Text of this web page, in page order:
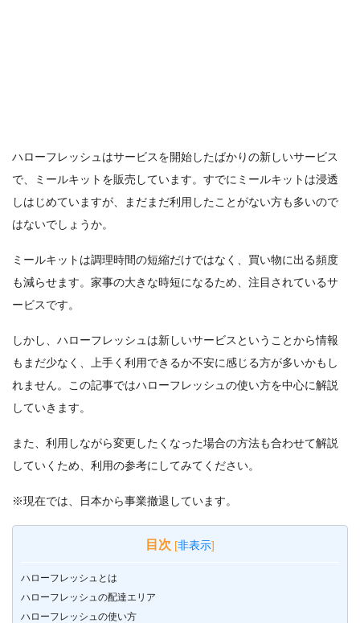
ハローフレッシュはサービスを開始したばかりの新しいサービス
で、ミールキットを販売しています。すでにミールキットは浸透
しはじめていますが、まだまだ利用したことがない方も多いので
はないでしょうか。
ミールキットは調理時間の短縮だけではなく、買い物に出る頻度
も減らせます。家事の大きな時短になるため、注目されているサ
ービスです。
しかし、ハローフレッシュは新しいサービスということから情報
もまだ少なく、上手く利用できるか不安に感じる方が多いかもし
れません。この記事ではハローフレッシュの使い方を中心に解説
していきます。
また、利用しながら変更したくなった場合の方法も合わせて解説
していくため、利用の参考にしてみてください。
※現在では、日本から事業撤退しています。
目次 [非表示]
ハローフレッシュとは
ハローフレッシュの配達エリア
ハローフレッシュの使い方